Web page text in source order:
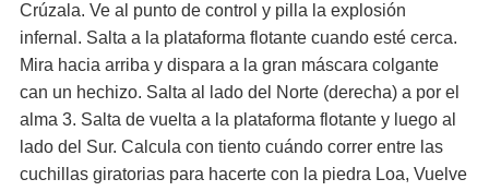
Crúzala. Ve al punto de control y pilla la explosión
infernal. Salta a la plataforma flotante cuando esté cerca.
Mira hacia arriba y dispara a la gran máscara colgante
can un hechizo. Salta al lado del Norte (derecha) a por el
alma 3. Salta de vuelta a la plataforma flotante y luego al
lado del Sur. Calcula con tiento cuándo correr entre las
cuchillas giratorias para hacerte con la piedra Loa, Vuelve